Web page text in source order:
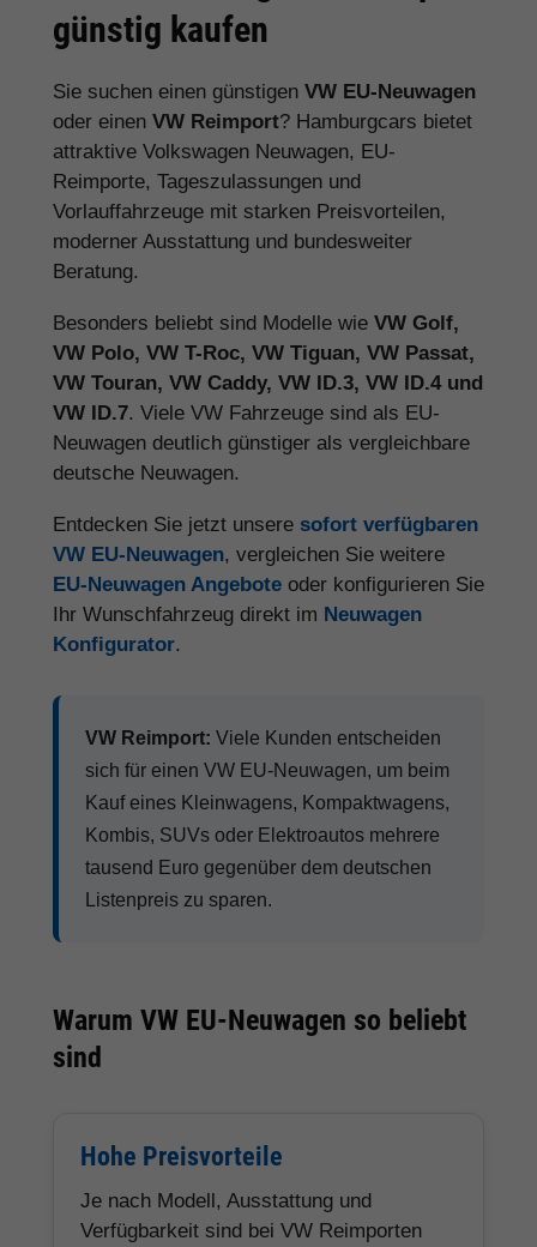
günstig kaufen
Sie suchen einen günstigen VW EU-Neuwagen
oder einen VW Reimport? Hamburgcars bietet
attraktive Volkswagen Neuwagen, EU-
Reimporte, Tageszulassungen und
Vorlauffahrzeuge mit starken Preisvorteilen,
moderner Ausstattung und bundesweiter
Beratung.
Besonders beliebt sind Modelle wie VW Golf,
VW Polo, VW T-Roc, VW Tiguan, VW Passat,
VW Touran, VW Caddy, VW ID.3, VW ID.4 und
VW ID.7. Viele VW Fahrzeuge sind als EU-
Neuwagen deutlich günstiger als vergleichbare
deutsche Neuwagen.
Entdecken Sie jetzt unsere sofort verfügbaren
VW EU-Neuwagen, vergleichen Sie weitere
EU-Neuwagen Angebote oder konfigurieren Sie
Ihr Wunschfahrzeug direkt im Neuwagen
Konfigurator.
VW Reimport: Viele Kunden entscheiden
sich für einen VW EU-Neuwagen, um beim
Kauf eines Kleinwagens, Kompaktwagens,
Kombis, SUVs oder Elektroautos mehrere
tausend Euro gegenüber dem deutschen
Listenpreis zu sparen.
Warum VW EU-Neuwagen so beliebt
sind
Hohe Preisvorteile
Je nach Modell, Ausstattung und
Verfügbarkeit sind bei VW Reimporten